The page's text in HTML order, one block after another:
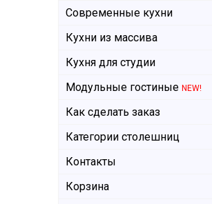
Современные кухни
Кухни из массива
Кухня для студии
Модульные гостиные NEW!
Как сделать заказ
Категории столешниц
Контакты
Корзина